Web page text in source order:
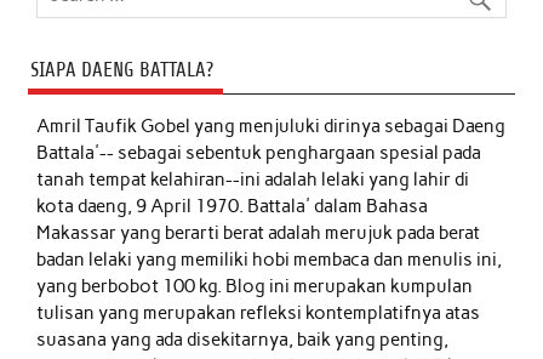
SIAPA DAENG BATTALA?
Amril Taufik Gobelyang menjuluki dirinya sebagai Daeng
Battala'-- sebagai sebentuk penghargaan spesial pada
tanah tempat kelahiran--ini adalah lelaki yang lahir di
kota daeng, 9 April 1970. Battala' dalam Bahasa
Makassar yang berarti berat adalah merujuk pada berat
badan lelaki yang memiliki hobi membaca dan menulis ini,
yang berbobot 100 kg. Blog ini merupakan kumpulan
tulisan yang merupakan refleksi kontemplatifnya atas
suasana yang ada disekitarnya, baik yang penting,